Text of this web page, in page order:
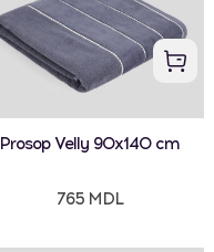
Prosop Velly 90x140 cm
765 MDL